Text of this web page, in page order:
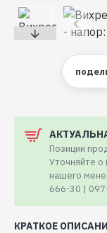
Позиции
Уточняйте о
нашего
666-30 |
КРАТКОЕ